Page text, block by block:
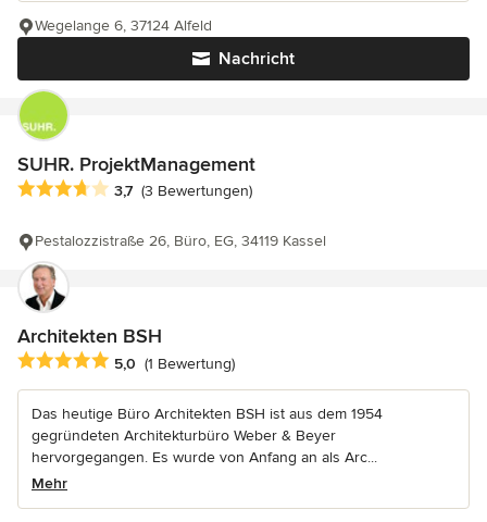
Nachricht
Wegelange 6, 37124 Alfeld
SUHR. ProjektManagement
Durchschnittliche Bewertung: 3.7 von 5 Sternen
3,7 (3 Bewertungen)
Pestalozzistraße 26, Büro, EG, 34119 Kassel
Architekten BSH
Durchschnittliche Bewertung: 5 von 5 Sternen
5,0 (1 Bewertung)
Das heutige Büro Architekten BSH ist aus dem 1954
gegründeten Architekturbüro Weber & Beyer
hervorgegangen. Es wurde von Anfang an als Arc...
Mehr